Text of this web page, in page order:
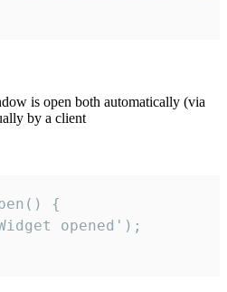
is open both automatically (via
by a client
{
opened');